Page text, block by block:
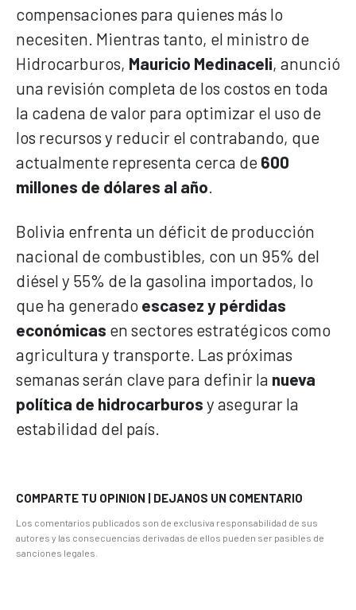
compensaciones para quienes más lo
necesiten. Mientras tanto, el ministro de
Hidrocarburos, Mauricio Medinaceli, anunció
una revisión completa de los costos en toda
la cadena de valor para optimizar el uso de
los recursos y reducir el contrabando, que
actualmente representa cerca de 600
millones de dólares al año
Bolivia enfrenta un déficit de producción
nacional de combustibles, con un 95% del
diésel y 55% de la gasolina importados, lo
que ha generado escasez y pérdidas
económicas en sectores estratégicos como
agricultura y transporte. Las próximas
semanas serán clave para definir la nueva
política de hidrocarburos y asegurar la
estabilidad del país.
COMPARTE TU OPINION | DEJANOS UN COMENTARIO
Los comentarios publicados son de exclusiva responsabilidad de sus
autores y las consecuencias derivadas de ellos pueden ser pasibles de
sanciones legales.